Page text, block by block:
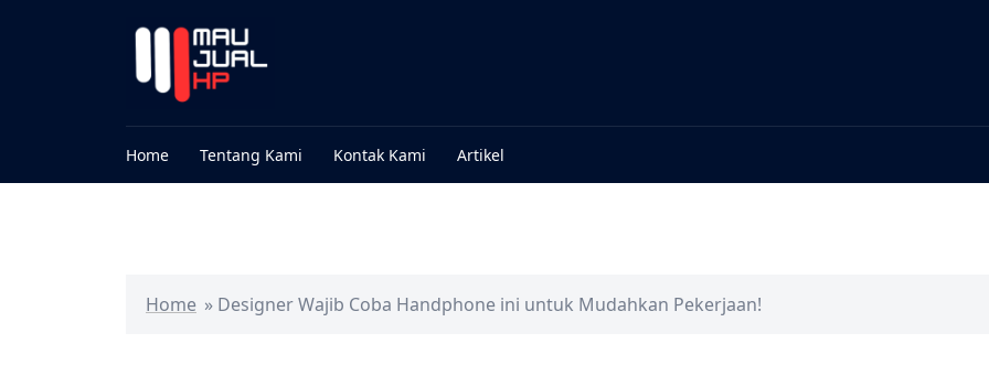
Home Tentang Kami Kontak Kami Artikel
Home » Designer Wajib Coba Handphone ini untuk Mudahkan Pekerjaan!